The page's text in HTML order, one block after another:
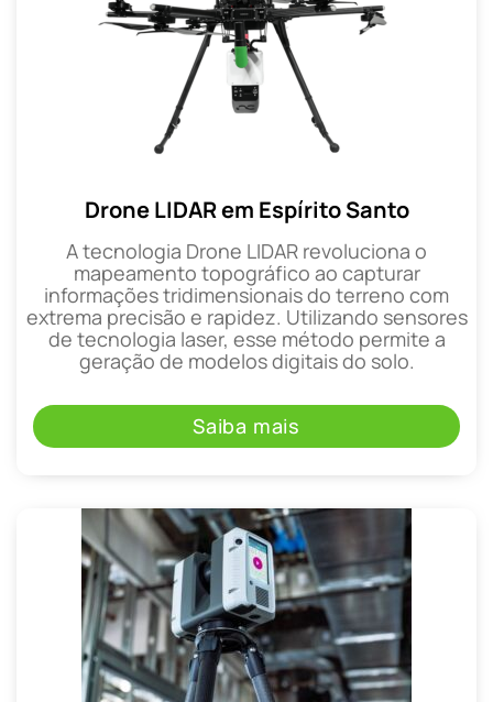
Drone LIDAR em Espírito Santo
A tecnologia Drone LIDAR revoluciona o
mapeamento topográfico ao capturar
informações tridimensionais do terreno com
extrema precisão e rapidez. Utilizando sensores
de tecnologia laser, esse método permite a
geração de modelos digitais do solo.
Saiba mais